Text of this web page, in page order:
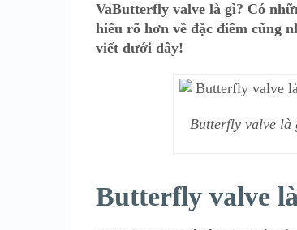
VaButterfly valve là gì? Có
hiểu rõ hơn về đặc điểm cũng
viết dưới đây!
Butterfly valve là
Butterfly valve